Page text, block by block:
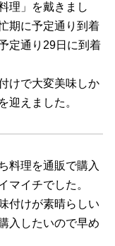
理」を戴きまし
期に予定通り到着
定通り29日に到着
けで大変美味しか
迎えました。
料理を通販で購入
マイチでした。
付けが素晴らしい
入したいので早め